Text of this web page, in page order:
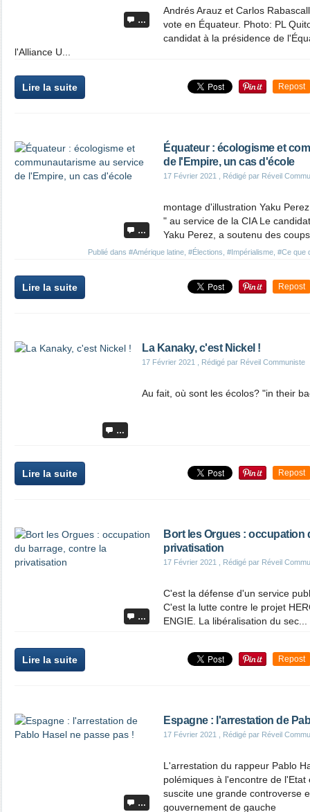
…
Andrés Arauz et Carlos
vote en Équateur. Photo: PL
candidat à la présidence de
l'Alliance U...
Lire la suite Repost
…
Équateur : écologisme et
de l'Empire, un cas d'école
17 Février 2021 , Rédigé par Réveil
Publié dans #Amérique latine #Élections #Impérialisme #Ce que
montage d'illustration Yaku
" au service de la CIA Le
Yaku Perez, a soutenu des
Lire la suite Repost
…
La Kanaky, c'est Nickel !
17 Février 2021 , Rédigé par Réveil Communiste
Au fait, où sont les écolos? "in their
Lire la suite Repost
…
Bort les Orgues : occupation
privatisation
17 Février 2021 , Rédigé par Réveil
C'est la défense d'un service
C'est la lutte contre le projet
ENGIE. La libéralisation du
Lire la suite Repost
…
Espagne : l'arrestation de
17 Février 2021 , Rédigé par Réveil
L'arrestation du rappeur Pablo
polémiques à l'encontre de
suscite une grande controverse
gouvernement de gauche